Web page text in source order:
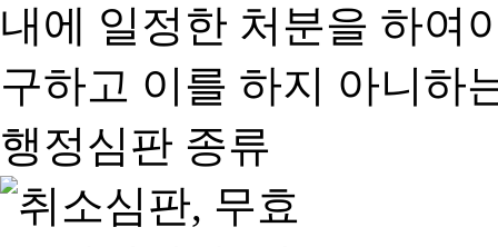
내에 일정한 처분을 하여
구하고 이를 하지 아니하
행정심판 종류